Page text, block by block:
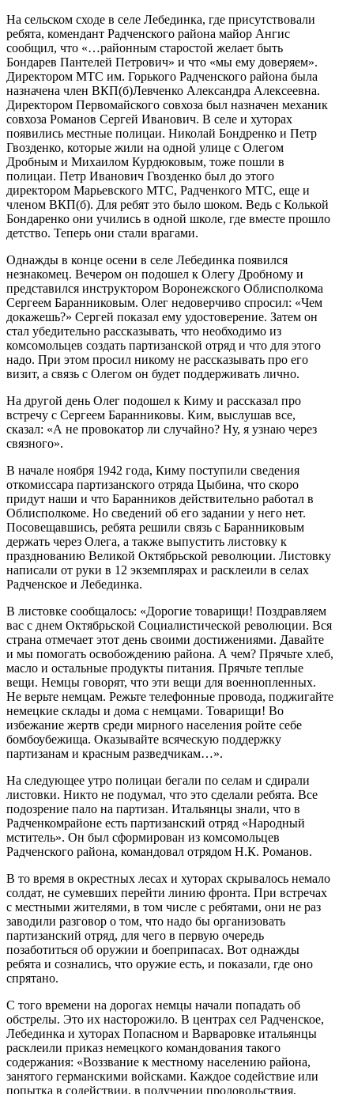
На сельском сходе в селе Лебединка, где присутствовали
ребята, комендант Радченского района майор Ангис
сообщил, что «…районным старостой желает быть
Бондарев Пантелей Петрович» и что «мы ему доверяем».
Директором МТС им. Горького Радченского района была
назначена член ВКП(б)Левченко Александра Алексеевна.
Директором Первомайского совхоза был назначен механик
совхоза Романов Сергей Иванович. В селе и хуторах
появились местные полицаи. Николай Бондренко и Петр
Гвозденко, которые жили на одной улице с Олегом
Дробным и Михаилом Курдюковым, тоже пошли в
полицаи. Петр Иванович Гвозденко был до этого
директором Марьевского МТС, Радченкого МТС, еще и
членом ВКП(б). Для ребят это было шоком. Ведь с Колькой
Бондаренко они учились в одной школе, где вместе прошло
детство. Теперь они стали врагами.
Однажды в конце осени в селе Лебединка появился
незнакомец. Вечером он подошел к Олегу Дробному и
представился инструктором Воронежского Облисполкома
Сергеем Баранниковым. Олег недоверчиво спросил: «Чем
докажешь?» Сергей показал ему удостоверение. Затем он
стал убедительно рассказывать, что необходимо из
комсомольцев создать партизанской отряд и что для этого
надо. При этом просил никому не рассказывать про его
визит, а связь с Олегом он будет поддерживать лично.
На другой день Олег подошел к Киму и рассказал про
встречу с Сергеем Баранниковы. Ким, выслушав все,
сказал: «А не провокатор ли случайно? Ну, я узнаю через
связного».
В начале ноября 1942 года, Киму поступили сведения
откомиссара партизанского отряда Цыбина, что скоро
придут наши и что Баранников действительно работал в
Облисполкоме. Но сведений об его задании у него нет.
Посовещавшись, ребята решили связь с Баранниковым
держать через Олега, а также выпустить листовку к
празднованию Великой Октябрьской революции. Листовку
написали от руки в 12 экземплярах и расклеили в селах
Радченское и Лебединка.
В листовке сообщалось: «Дорогие товарищи! Поздравляем
вас с днем Октябрьской Социалистической революции. Вся
страна отмечает этот день своими достижениями. Давайте
и мы помогать освобождению района. А чем? Прячьте хлеб,
масло и остальные продукты питания. Прячьте теплые
вещи. Немцы говорят, что эти вещи для военнопленных.
Не верьте немцам. Режьте телефонные провода, поджигайте
немецкие склады и дома с немцами. Товарищи! Во
избежание жертв среди мирного населения ройте себе
бомбоубежища. Оказывайте всяческую поддержку
партизанам и красным разведчикам…».
На следующее утро полицаи бегали по селам и сдирали
листовки. Никто не подумал, что это сделали ребята. Все
подозрение пало на партизан. Итальянцы знали, что в
Радченкомрайоне есть партизанский отряд «Народный
мститель». Он был сформирован из комсомольцев
Радченского района, командовал отрядом Н.К. Романов.
В то время в окрестных лесах и хуторах скрывалось немало
солдат, не сумевших перейти линию фронта. При встречах
с местными жителями, в том числе с ребятами, они не раз
заводили разговор о том, что надо бы организовать
партизанский отряд, для чего в первую очередь
позаботиться об оружии и боеприпасах. Вот однажды
ребята и сознались, что оружие есть, и показали, где оно
спрятано.
С того времени на дорогах немцы начали попадать об
обстрелы. Это их насторожило. В центрах сел Радченское,
Лебединка и хуторах Попасном и Варваровке итальянцы
расклеили приказ немецкого командования такого
содержания: «Воззвание к местному населению района,
занятого германскими войсками. Каждое содействие или
попытка в содействии, в получении продовольствия,